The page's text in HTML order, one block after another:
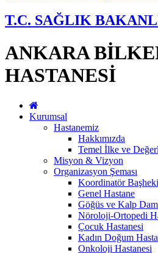
T.C. SAĞLIK
ANKARA
HASTANESİ
Kurumsal
Hastanemiz
Hakkımızda
Temel İlke ve
Misyon & Vizyon
Organizasyon Şeması
Koordinatör
Genel Hastane
Göğüs ve Kalp
Nöroloji-Ortopedi
Çocuk Hastanesi
Kadın Doğum
Onkoloji Hastanesi